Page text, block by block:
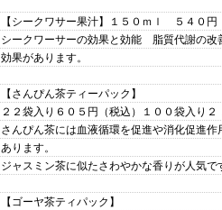
【シークワサー果汁】１５０ｍｌ ５４０
シークワーサーの効果と効能 脂質代謝の改
効果があります。
【さんぴん茶ティーパック】
２２袋入り６０５円（税込）１００袋入り
さんぴん茶には血液循環を促進や消化促進
あります。
ジャスミン茶に似たさわやかな香りが人気で
【ゴーヤ茶ティパック】